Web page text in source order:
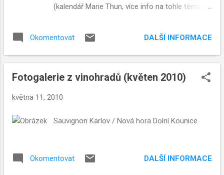
(kalendář Marie Thun, více info na tohle téma
vinaři degustace o tomto dni může i leccos
napovědět a ukázat.
Okomentovat DALŠÍ INFORMACE
Fotogalerie z vinohradů (květen 2010)
května 11, 2010
Sauvignon Karlov / Nová hora Dolní Kounice
Okomentovat DALŠÍ INFORMACE